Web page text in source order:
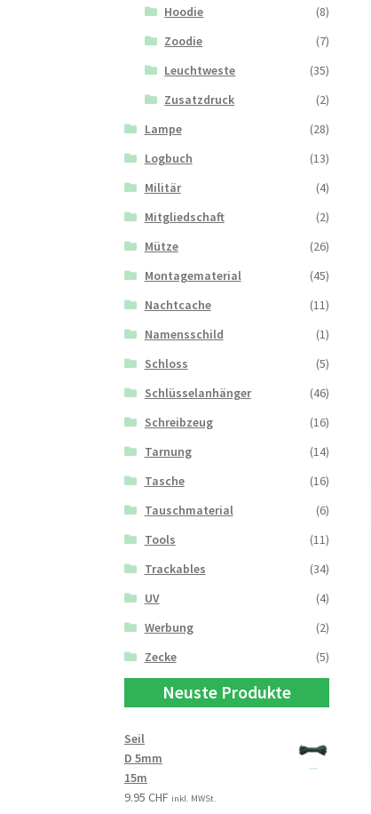
Hoodie
(8)
Zoodie
(7)
Leuchtweste
(35)
Zusatzdruck
(2)
Lampe
(28)
Logbuch
(13)
Militär
(4)
Mitgliedschaft
(2)
Mütze
(26)
Montagematerial
(45)
Nachtcache
(11)
Namensschild
(1)
Schloss
(5)
Schlüsselanhänger
(46)
Schreibzeug
(16)
Tarnung
(14)
Tasche
(16)
Tauschmaterial
(6)
Tools
(11)
Trackables
(34)
UV
(4)
Werbung
(2)
Zecke
(5)
Neuste Produkte
Seil
D 5mm
15m
9.95CHF inkl. MWSt.